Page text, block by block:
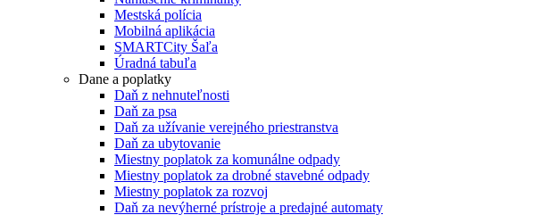
Mestská polícia
Mobilná aplikácia
SMARTCity Šaľa
Úradná tabuľa
Dane a poplatky
Daň z nehnuteľnosti
Daň za psa
Daň za užívanie verejného priestranstva
Daň za ubytovanie
Miestny poplatok za komunálne odpady
Miestny poplatok za drobné stavebné odpady
Miestny poplatok za rozvoj
Daň za nevýherné prístroje a predajné automaty